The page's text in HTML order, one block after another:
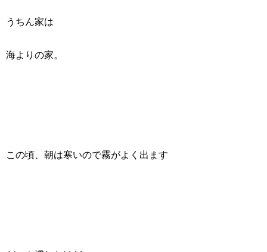
うちん家は
海よりの家。
この頃、朝は寒いので霧がよく出ます